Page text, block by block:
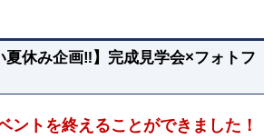
夏休み企画‼】完成見学会×フォトフ
ントを終えることができました！